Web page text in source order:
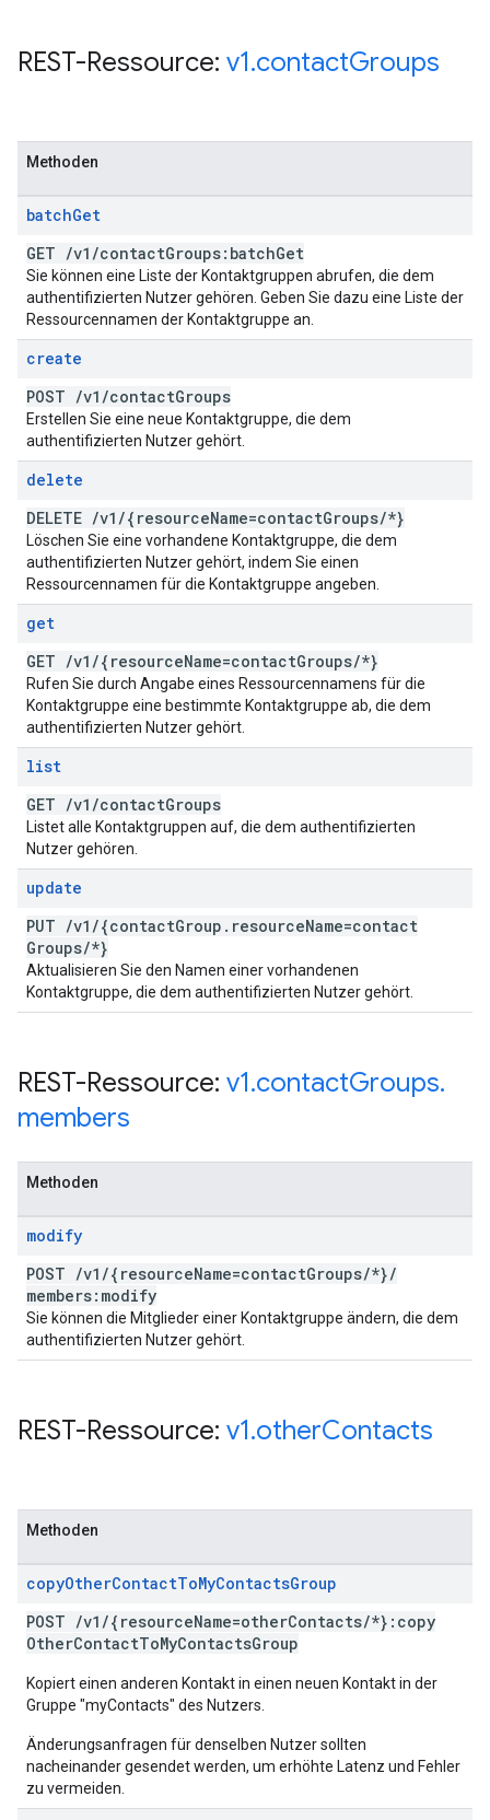
REST-Ressource: v1.contactGroups
Methoden
batchGet
GET /v1 /contactGroups:batchGet
Sie können eine Liste der Kontaktgruppen abrufen, die dem
authentifizierten Nutzer gehören. Geben Sie dazu eine Liste der
Ressourcennamen der Kontaktgruppe an.
create
POST /v1 /contactGroups
Erstellen Sie eine neue Kontaktgruppe, die dem
authentifizierten Nutzer gehört.
delete
DELETE /v1 /{resourceName=contactGroups/*}
Löschen Sie eine vorhandene Kontaktgruppe, die dem
authentifizierten Nutzer gehört, indem Sie einen
Ressourcennamen für die Kontaktgruppe angeben.
get
GET /v1 /{resourceName=contactGroups/*}
Rufen Sie durch Angabe eines Ressourcennamens für die
Kontaktgruppe eine bestimmte Kontaktgruppe ab, die dem
authentifizierten Nutzer gehört.
list
GET /v1 /contactGroups
Listet alle Kontaktgruppen auf, die dem authentifizierten
Nutzer gehören.
update
PUT /v1 /{contactGroup . resourceName=contact
Groups/*}
Aktualisieren Sie den Namen einer vorhandenen
Kontaktgruppe, die dem authentifizierten Nutzer gehört.
REST-Ressource: v1.contactGroups.
members
Methoden
modify
POST /v1 /{resourceName=contactGroups/*}/
members:modify
Sie können die Mitglieder einer Kontaktgruppe ändern, die dem
authentifizierten Nutzer gehört.
REST-Ressource: v1.otherContacts
Methoden
copyOtherContactToMyContactsGroup
POST /v1 /{resourceName=otherContacts/*}:copy
OtherContactToMyContactsGroup
Kopiert einen anderen Kontakt in einen neuen Kontakt in der
Gruppe "myContacts" des Nutzers.
Änderungsanfragen für denselben Nutzer sollten
nacheinander gesendet werden, um erhöhte Latenz und Fehler
zu vermeiden.